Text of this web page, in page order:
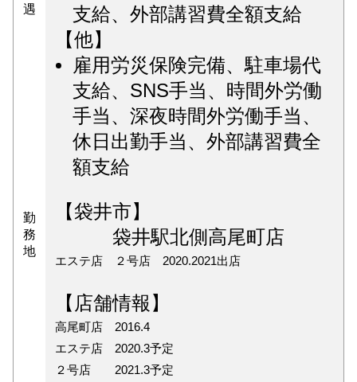
遇
支給、外部講習費全額支給
【他】
雇用労災保険完備、駐車場代
支給、SNS手当、時間外労働
手当、深夜時間外労働手当、
休日出勤手当、外部講習費全
額支給
勤
務
地
【袋井市】
袋井駅北側高尾町店
エステ店 ２号店 2020.2021出店
【店舗情報】
高尾町店 2016.4
エステ店 2020.3予定
２号店 2021.3予定